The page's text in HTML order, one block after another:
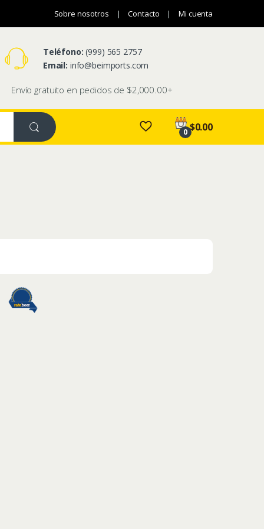
Sobre nosotros Contacto Mi cuenta
Envío gratuito en pedidos de $2,000.00+
Teléfono: (999) 565 2757
Email: info@beimports.com
0 $0.00